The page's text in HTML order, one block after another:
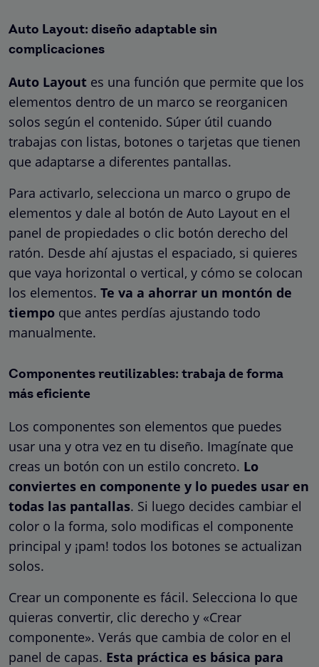
Auto Layout: diseño adaptable sin
complicaciones
Auto Layout es una función que permite que los
elementos dentro de un marco se reorganicen
solos según el contenido. Súper útil cuando
trabajas con listas, botones o tarjetas que tienen
que adaptarse a diferentes pantallas.
Para activarlo, selecciona un marco o grupo de
elementos y dale al botón de Auto Layout en el
panel de propiedades o clic botón derecho del
ratón. Desde ahí ajustas el espaciado, si quieres
que vaya horizontal o vertical, y cómo se colocan
los elementos. Te va a ahorrar un montón de
tiempo que antes perdías ajustando todo
manualmente.
Componentes reutilizables: trabaja de forma
más eficiente
Los componentes son elementos que puedes
usar una y otra vez en tu diseño. Imagínate que
creas un botón con un estilo concreto. Lo
conviertes en componente y lo puedes usar en
todas las pantallas. Si luego decides cambiar el
color o la forma, solo modificas el componente
principal y ¡pam! todos los botones se actualizan
solos.
Crear un componente es fácil. Selecciona lo que
quieras convertir, clic derecho y «Crear
componente». Verás que cambia de color en el
panel de capas. Esta práctica es básica para